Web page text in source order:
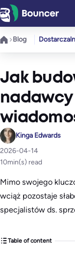
Przejdź
do
treści
Blog
Jak
Kinga Edwards
2026-04-14
10min(s) read
Mimo swojego
wciąż pozostaje
specjalistów ds.
Table of content